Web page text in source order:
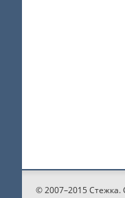
© 2007–2015 Стежка.